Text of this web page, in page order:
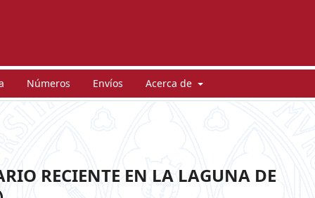
Números Envíos Acerca de
RECIENTE EN LA LAGUNA DE